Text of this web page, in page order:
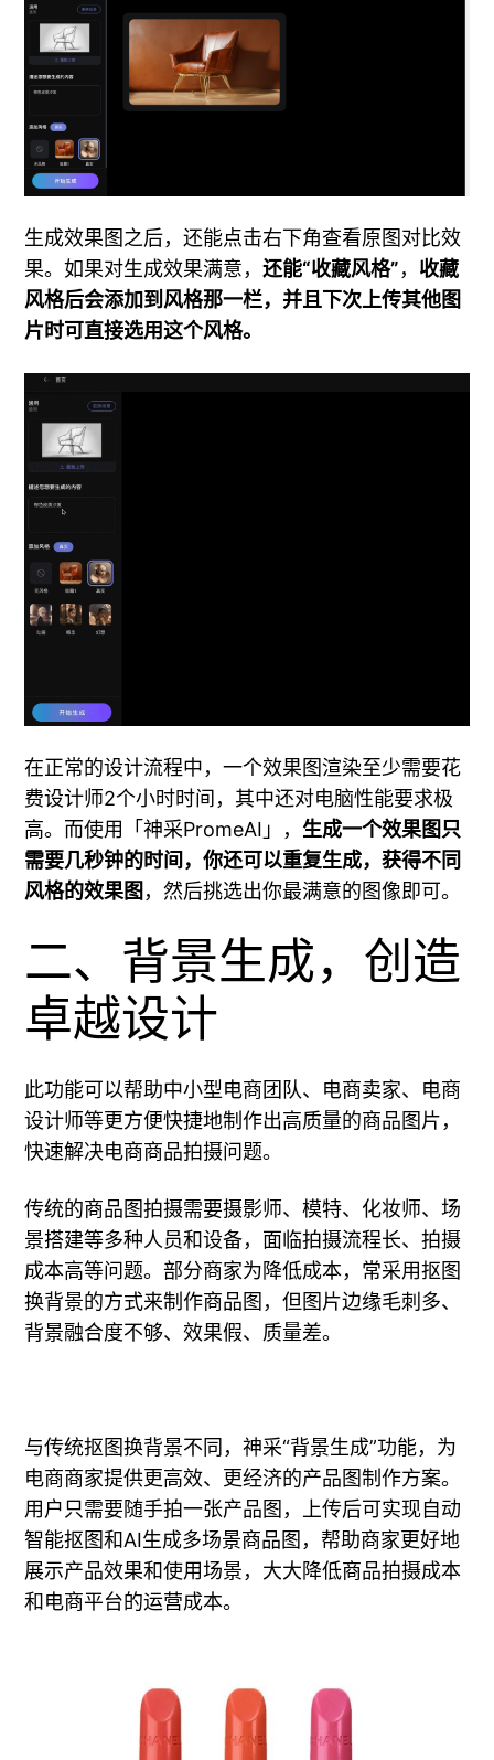
生成效果图之后，还能点击右下角查看原图对比效
果。如果对生成效果满意，还能“收藏风格”， 收藏
风格后会添加到风格那一栏，并且下次上传其他图
片时可直接选用这个风格。
在正常的设计流程中，一个效果图渲染至少需要花
费设计师2个小时时间，其中还对电脑性能要求极
高。而使用「神采PromeAI」， 生成一个效果图只
需要几秒钟的时间，你还可以重复生成，获得不同
风格的效果图 ，然后挑选出你最满意的图像即可。
二、背景生成，创造
卓越设计
此功能可以帮助中小型电商团队、电商卖家、电商
设计师等更方便快捷地制作出高质量的商品图片，
快速解决电商商品拍摄问题。
传统的商品图拍摄需要摄影师、模特、化妆师、场
景搭建等多种人员和设备，面临拍摄流程长、拍摄
成本高等问题。部分商家为降低成本，常采用抠图
换背景的方式来制作商品图，但图片边缘毛刺多、
背景融合度不够、效果假、质量差。
与传统抠图换背景不同，神采“背景生成”功能，为
电商商家提供更高效、更经济的产品图制作方案。
用户只需要随手拍一张产品图，上传后可实现自动
智能抠图和AI生成多场景商品图，帮助商家更好地
展示产品效果和使用场景，大大降低商品拍摄成本
和电商平台的运营成本。